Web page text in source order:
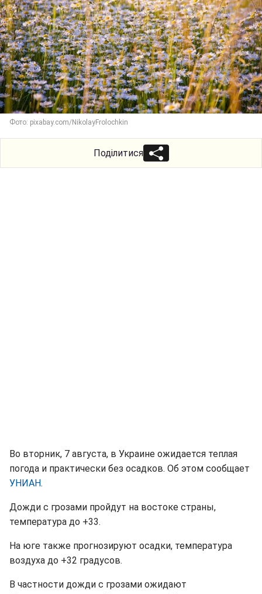
Фото: pixabay.com/NikolayFrolochkin
Поділитися
Во вторник, 7 августа, в Украине ожидается теплая
погода и практически без осадков. Об этом сообщает
УНИАН.
Дожди с грозами пройдут на востоке страны,
температура до +33.
На юге также прогнозируют осадки, температура
воздуха до +32 градусов.
В частности дожди с грозами ожидают